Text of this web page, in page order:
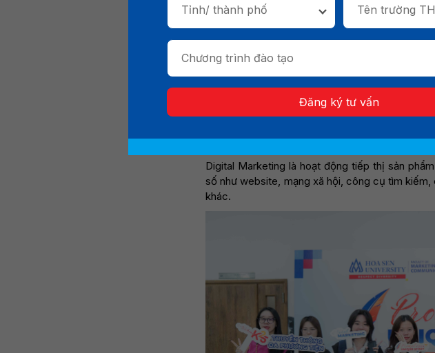
Học Digital Marketing cần giỏi môn gì là
đang dẫn đầu xu hướng tuyển dụng trong
thương mại điện tử, trí tuệ nhân tạo và dữ
cáo trực tuyến mà đã trở thành một
nghiệp. Vậy ngành học này phù hợp với ai,
sao?
Tìm hiểu ngành Digital Marketing
Digital Marketing là hoạt động tiếp thị sản
số như website, mạng xã hội, công cụ tìm
khác.
Tỉnh/ thành phố Tên trường
Chương trình đào tạo
Đăng ký tư vấn